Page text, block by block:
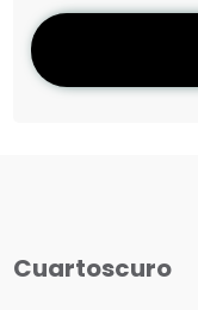
Cuartoscuro